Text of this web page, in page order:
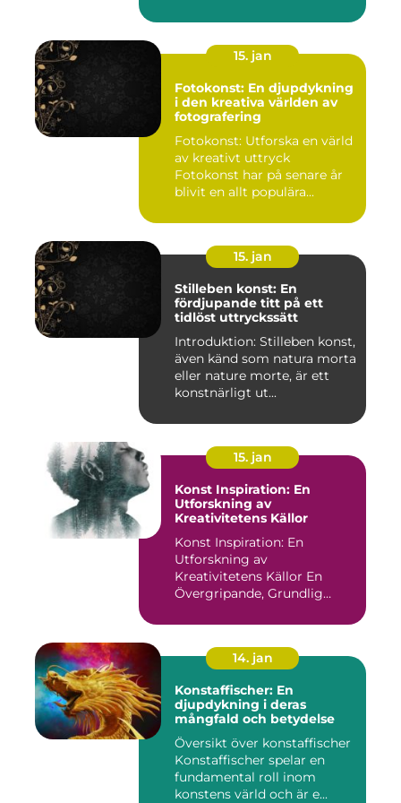
15. jan
Fotokonst: En djupdykning
i den kreativa världen av
fotografering
Fotokonst: Utforska en värld
av kreativt uttryck
Fotokonst har på senare år
blivit en allt populära...
15. jan
Stilleben konst: En
fördjupande titt på ett
tidlöst uttryckssätt
Introduktion: Stilleben konst,
även känd som natura morta
eller nature morte, är ett
konstnärligt ut...
15. jan
Konst Inspiration: En
Utforskning av
Kreativitetens Källor
Konst Inspiration: En
Utforskning av
Kreativitetens Källor En
Övergripande, Grundlig
14. jan
Konstaffischer: En
djupdykning i deras
mångfald och betydelse
Översikt över konstaffischer
Konstaffischer spelar en
fundamental roll inom
konstens värld och är e...